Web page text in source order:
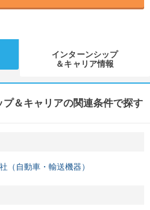
インターンシップ
＆キャリア情報
プ＆キャリアの関連条件で探す
（自動車・輸送機器）